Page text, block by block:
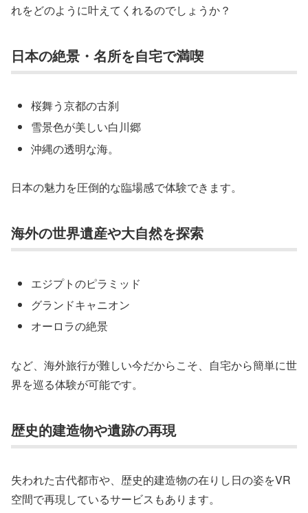
れをどのように叶えてくれるのでしょうか？
日本の絶景・名所を自宅で満喫
桜舞う京都の古刹
雪景色が美しい白川郷
沖縄の透明な海。
日本の魅力を圧倒的な臨場感で体験できます。
海外の世界遺産や大自然を探索
エジプトのピラミッド
グランドキャニオン
オーロラの絶景
など、海外旅行が難しい今だからこそ、自宅から簡単に世
界を巡る体験が可能です。
歴史的建造物や遺跡の再現
失われた古代都市や、歴史的建造物の在りし日の姿をVR
空間で再現しているサービスもあります。